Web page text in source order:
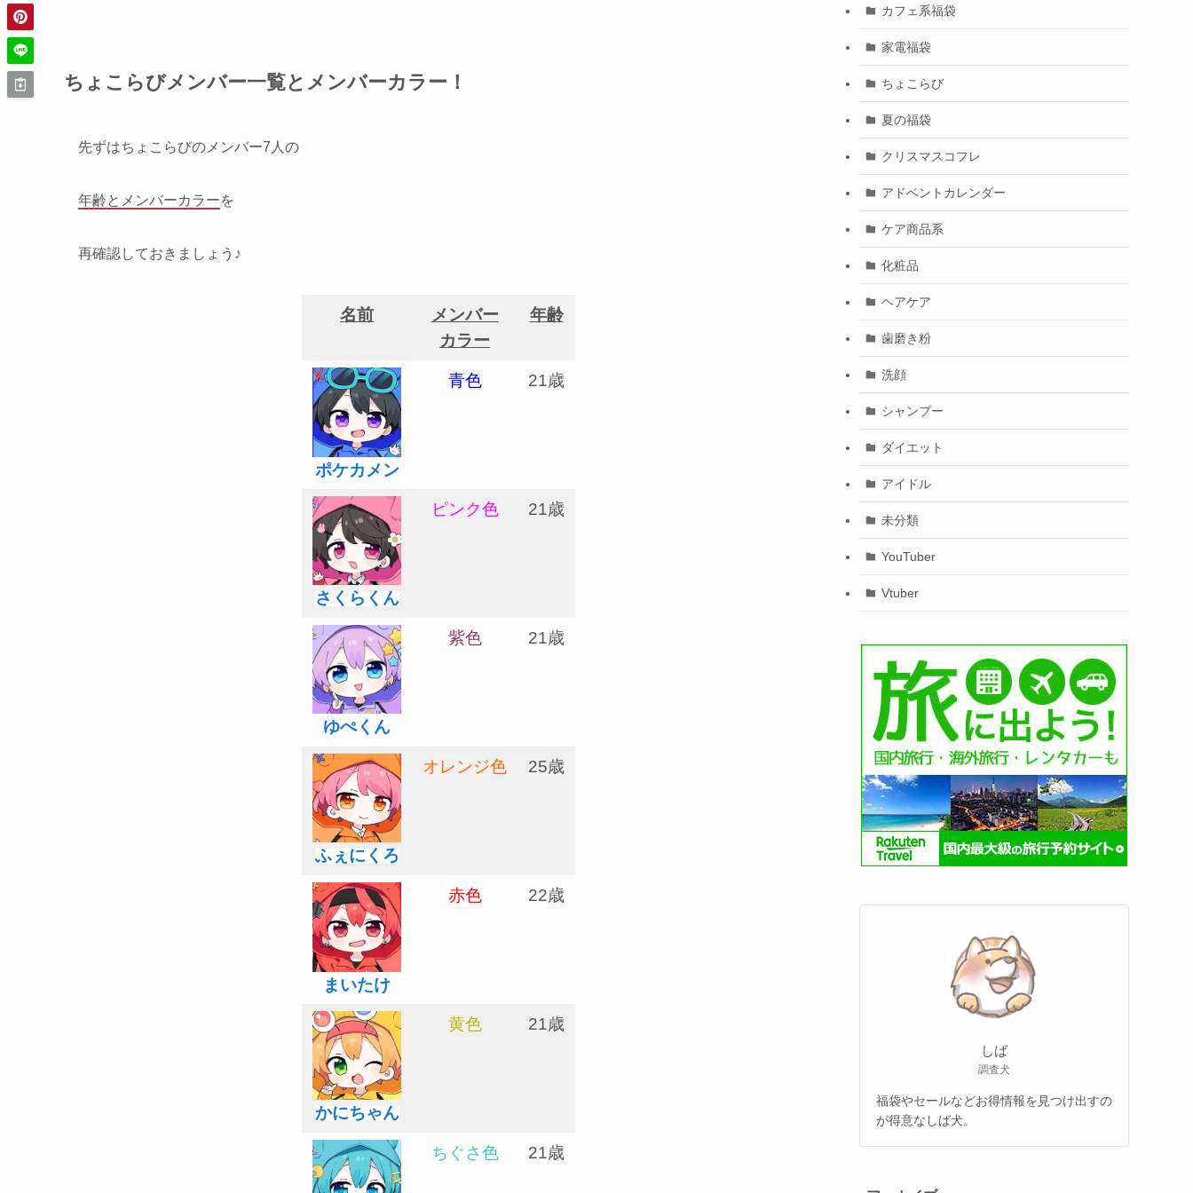
ちょこらびメンバー一覧とメンバーカラー！
先ずはちょこらびのメンバー7人の
年齢とメンバーカラーを
再確認しておきましょう♪
名前
メンバー
カラー
年齢
ポケカメン
青色 21歳
さくらくん
ピンク色 21歳
ゆぺくん
紫色 21歳
ふぇにくろ
オレンジ色 25歳
まいたけ
赤色 22歳
かにちゃん
黄色 21歳
ちぐさ色 21歳
カフェ系福袋
家電福袋
ちょこらび
夏の福袋
クリスマスコフレ
アドベントカレンダー
ケア商品系
化粧品
ヘアケア
歯磨き粉
洗顔
シャンプー
ダイエット
アイドル
未分類
YouTuber
Vtuber
しば
調査犬
福袋やセールなどお得情報を見つけ出すの
が得意なしば犬。